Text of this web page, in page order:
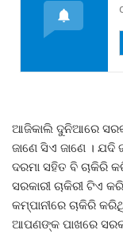
ଆଜିକାଲି ଦୁନିଆରେ
ଜାଣେ ସିଏ ଜାଣେ ।
ଦରମା ସହିତ ବି ଚାକିରି
ସରକାରୀ ଚାକିରୀ ଟିଏ
କମ୍ପାନୀରେ ଚାକିରି
ଆପଣଙ୍କ ପାଖରେ